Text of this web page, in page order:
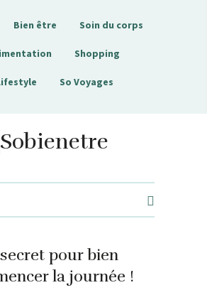
Bien être Soin du corps
Shopping
So Voyages
pour bien
la journée !